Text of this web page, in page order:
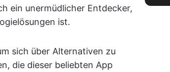
ein unermüdlicher Entdecker,
ist.
sich über Alternativen zu
die dieser beliebten App